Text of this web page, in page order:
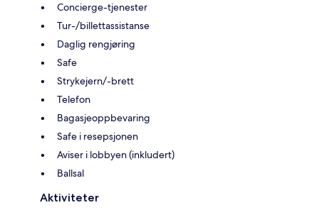
Concierge-tjenester
Tur-/billettassistanse
Daglig rengjøring
Safe
Strykejern/-brett
Telefon
Bagasjeoppbevaring
Safe i resepsjonen
Aviser i lobbyen (inkludert)
Ballsal
Aktiviteter